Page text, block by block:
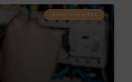
DIENSTVERLENING